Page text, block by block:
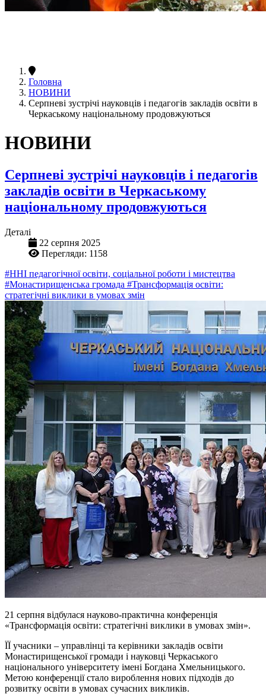
Головна
НОВИНИ
Серпневі зустрічі науковців і педагогів закладів освіти в
Черкаському національному продовжуються
НОВИНИ
Серпневі зустрічі науковців і педагогів
закладів освіти в Черкаському
національному продовжуються
Деталі
22 серпня 2025
Перегляди: 1158
#ННІ педагогічної освіти, соціальної роботи і мистецтва
#Монастирищенська громада #Трансформація освіти:
стратегічні виклики в умовах змін
21 серпня відбулася науково-практична конференція
«Трансформація освіти: стратегічні виклики в умовах змін».
ЇЇ учасники – управлінці та керівники закладів освіти
Монастирищенської громади і науковці Черкаського
національного університету імені Богдана Хмельницького.
Метою конференції стало вироблення нових підходів до
розвитку освіти в умовах сучасних викликів.